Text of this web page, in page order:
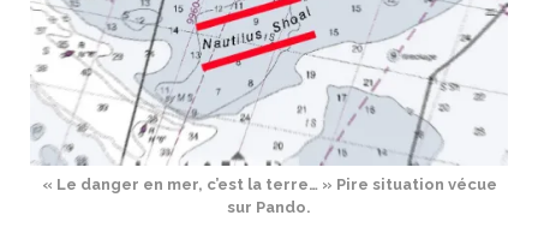
« Le danger en mer, c’est la terre… » Pire situation vécue
sur Pando.